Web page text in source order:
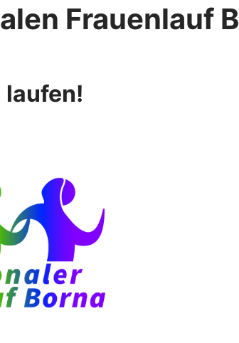
Frauenlauf
laufen!